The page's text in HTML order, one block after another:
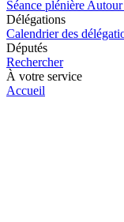
Séance plénière Autour
Délégations
Calendrier des
Députés
Rechercher
À votre service
Accueil